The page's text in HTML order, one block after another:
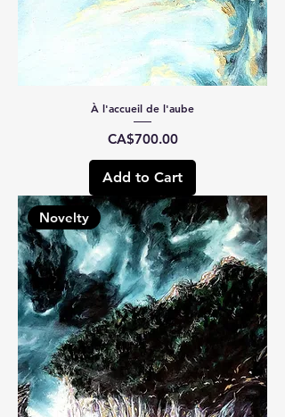
À l'accueil de l'aube
Price
CA$700.00
Add to Cart
Novelty